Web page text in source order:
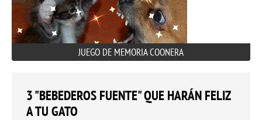
JUEGO DE MEMORIA COONERA
3 "BEBEDEROS FUENTE" QUE HARÁN FELIZ
A TU GATO